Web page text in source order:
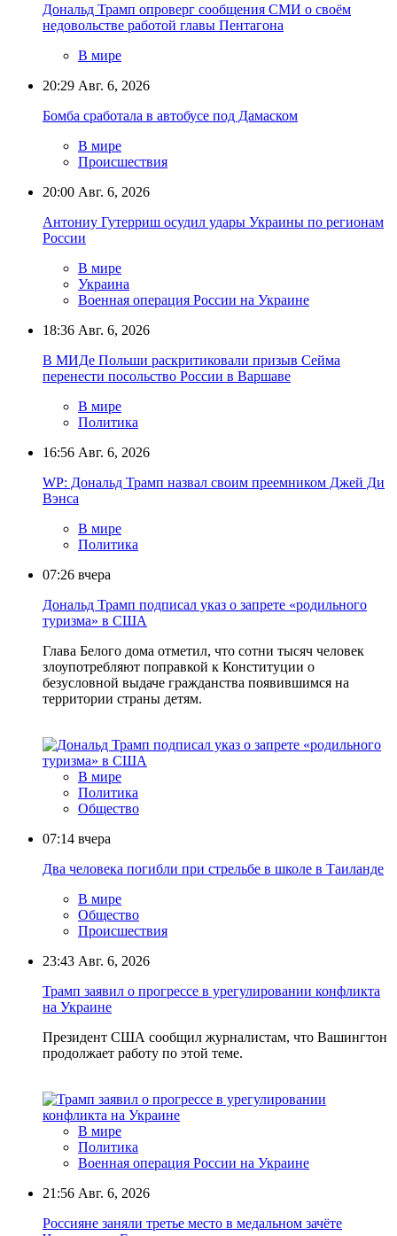
Дональд Трамп опроверг сообщения СМИ о своём
недовольстве работой главы Пентагона
В мире
20:29 Авг. 6, 2026
Бомба сработала в автобусе под Дамаском
В мире
Происшествия
20:00 Авг. 6, 2026
Антониу Гутерриш осудил удары Украины по регионам
России
В мире
Украина
Военная операция России на Украине
18:36 Авг. 6, 2026
В МИДе Польши раскритиковали призыв Сейма
перенести посольство России в Варшаве
В мире
Политика
16:56 Авг. 6, 2026
WP: Дональд Трамп назвал своим преемником Джей Ди
Вэнса
В мире
Политика
07:26 вчера
Дональд Трамп подписал указ о запрете «родильного
туризма» в США
Глава Белого дома отметил, что сотни тысяч человек
злоупотребляют поправкой к Конституции о
безусловной выдаче гражданства появившимся на
территории страны детям.
В мире
Политика
Общество
07:14 вчера
Два человека погибли при стрельбе в школе в Таиланде
В мире
Общество
Происшествия
23:43 Авг. 6, 2026
Трамп заявил о прогрессе в урегулировании конфликта
на Украине
Президент США сообщил журналистам, что Вашингтон
продолжает работу по этой теме.
В мире
Политика
Военная операция России на Украине
21:56 Авг. 6, 2026
Россияне заняли третье место в медальном зачёте